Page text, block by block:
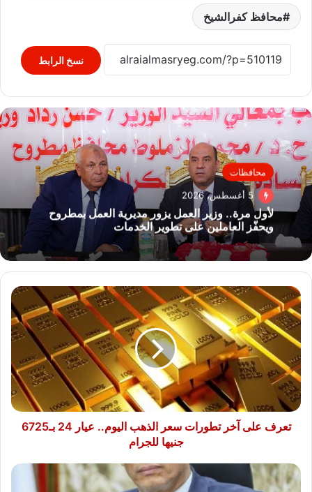
محافظ كفرالشيخ
نسخ الرابط
محافظات
5 أغسطس، 2026
لأول مرة.. وزير العمل يزور مديرية العمل بمطروح
ويحفّز العاملين على تطوير الخدمات
تعرف
على
آخر
تطورات
سعر
الذهب
اليوم..
عيار
24
بـ6725
تعرف على آخر تطورات سعر الذهب اليوم.. عيار 24 بـ6725
جنيها للجرام
محافظ
كفرالشيخ